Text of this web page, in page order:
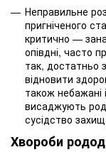
Неправильне
пригніченого
критично —
опівдні, часто
так, достатньо
відновити
також небажані
висаджують
сусідство
Хвороби